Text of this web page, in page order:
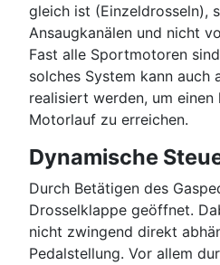
gleich ist (Einzeldrosseln),
Ansaugkanälen und nicht
Fast alle Sportmotoren
solches System kann auch
realisiert werden, um
Motorlauf zu erreichen.
Dynamische
Durch Betätigen des
Drosselklappe geöffnet.
nicht zwingend direkt
Pedalstellung. Vor allem